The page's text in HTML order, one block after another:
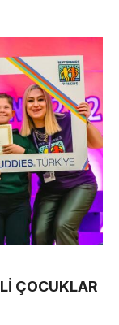
ÇOCUKLAR